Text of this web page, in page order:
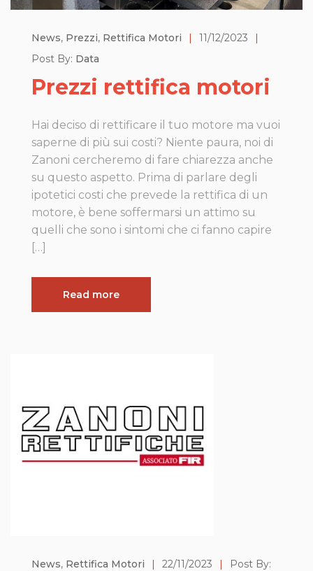
News, Prezzi, Rettifica Motori | 11/12/2023
|
Post By: Data
Prezzi rettifica motori
Hai deciso di rettificare il tuo motore ma vuoi
saperne di più sui costi? Niente paura, noi di
Zanoni cercheremo di fare chiarezza anche
su questo aspetto. Prima di parlare degli
ipotetici costi che prevede la rettifica di un
motore, è bene soffermarsi un attimo su
quelli che sono i sintomi che ci fanno capire
[…]
Read more
News, Rettifica Motori | 22/11/2023 |
Post By: